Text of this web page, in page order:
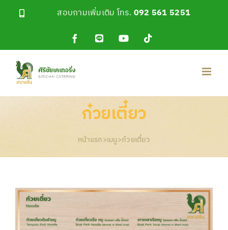
สอบถามเพิ่มเติม โทร. 092 561 5251
FacebookLine
YouTubeTiktok
ก๋วยเตี๋ยว
หน้าแรก>เมนู>ก๋วยเตี๋ยว
View
Larger
Image